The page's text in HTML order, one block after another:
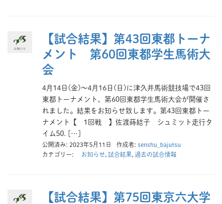
【試合結果】第43回東都トーナ
メント 第60回東都学生馬術大
会
4月14日(金)～4月16日(日)に津久井馬術競技場で43回
東都トーナメント、第60回東都学生馬術大会が開催さ
れました。結果をお知らせ致します。第43回東都トー
ナメント【 1回戦 】佐渡蒔結子 シュミット走行タ
イム50. […]
公開済み: 2023年5月11日 作成者: senshu_bajutsu
カテゴリー:
お知らせ 試合結果 過去の試合情報
【試合結果】第75回東京六大学